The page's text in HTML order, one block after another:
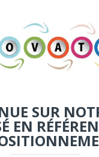
SUR
EN